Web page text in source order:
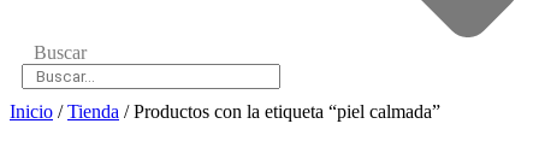
Buscar
Inicio /Tienda / Productos con la etiqueta “piel calmada”